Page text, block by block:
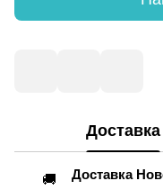
Доставка
🚚 Доставка